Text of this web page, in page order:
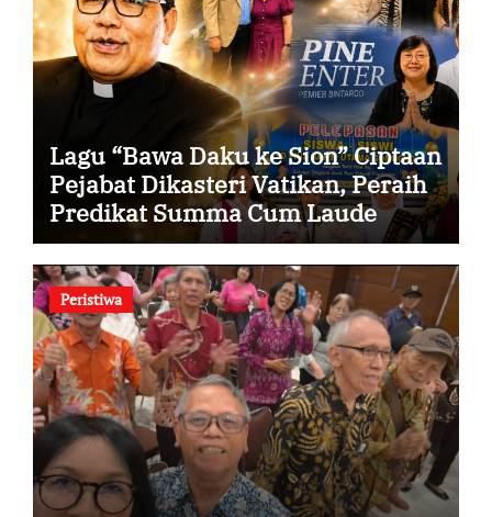
Lagu “Bawa Daku ke Sion” Ciptaan
Pejabat Dikasteri Vatikan, Peraih
Predikat Summa Cum Laude
Peristiwa